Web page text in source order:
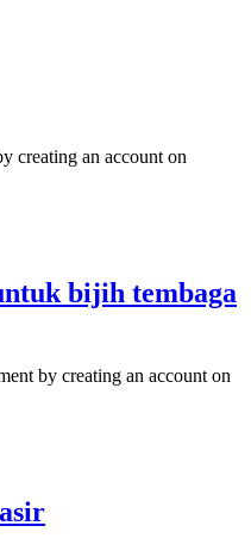
creating an account on
bijih tembaga
by creating an account on